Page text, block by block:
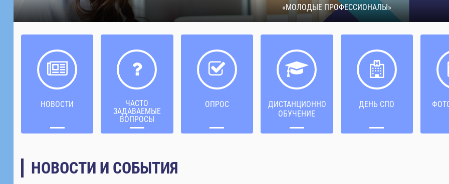
55 ЛЕТ
НОВОСТИ
ЧАСТО
ЗАДАВАЕМЫЕ
ВОПРОСЫ
ОПРОС
ДИСТАНЦИОННОЕ
ОБУЧЕНИЕ
ДЕНЬ СПО
НОВОСТИ И СОБЫТИЯ